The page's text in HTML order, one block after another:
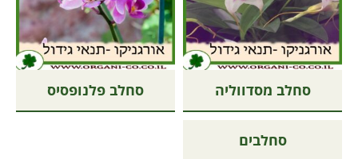
סחלב מסדווליה סחלב פלנופסיס
סחלבים